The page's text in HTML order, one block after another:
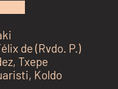
de (Rvdo. P.)
Txepe
Koldo